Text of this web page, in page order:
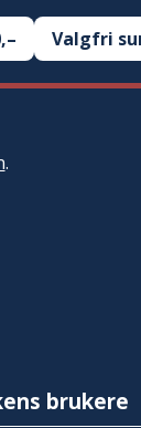
Valgfri
.
brukere